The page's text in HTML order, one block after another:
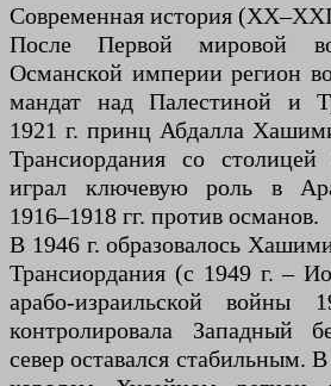
Современная история
После Первой мировой
Османской империи регион
мандат над Палестиной и
1921 г. принц Абдалла
Трансиордания со
играл ключевую роль в
1916–1918 гг. против османов.
В 1946 г. образовалось
Трансиордания (с 1949 г. –
арабо-израильской войны
контролировала Западный
север оставался стабильным.